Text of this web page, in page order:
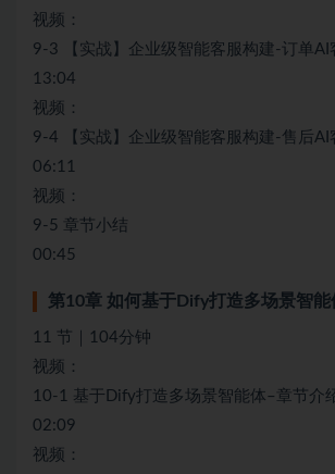
视频：
9-3 【实战】企业级智能客服构建-订单AI
13:04
视频：
9-4 【实战】企业级智能客服构建-售后AI
06:11
视频：
9-5 章节小结
00:45
第10章 如何基于Dify打造多场景智能
11 节｜104分钟
视频：
10-1 基于Dify打造多场景智能体–章节介
02:09
视频：